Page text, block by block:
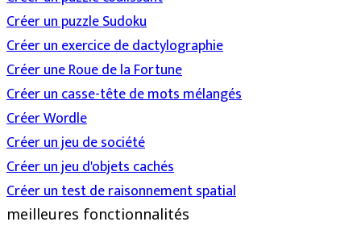
Créer un puzzle Sudoku
Créer un exercice de dactylographie
Créer une Roue de la Fortune
Créer un casse-tête de mots mélangés
Créer Wordle
Créer un jeu de société
Créer un jeu d'objets cachés
Créer un test de raisonnement spatial
meilleures fonctionnalités